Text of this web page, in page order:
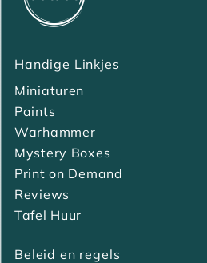
Handige Linkjes
Miniaturen
Paints
Warhammer
Mystery Boxes
Print on Demand
Reviews
Tafel Huur
Beleid en regels